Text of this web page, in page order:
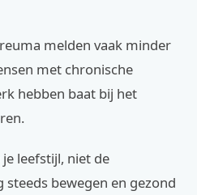
melden vaak minder
met chronische
hebben baat bij het
leefstijl, niet de
steeds bewegen en gezond